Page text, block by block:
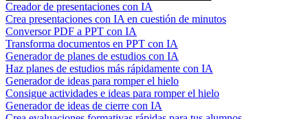
Creador de presentaciones con IA
Crea presentaciones con IA en cuestión de minutos
Conversor PDF a PPT con IA
Transforma documentos en PPT con IA
Generador de planes de estudios con IA
Haz planes de estudios más rápidamente con IA
Generador de ideas para romper el hielo
Consigue actividades e ideas para romper el hielo
Generador de ideas de cierre con IA